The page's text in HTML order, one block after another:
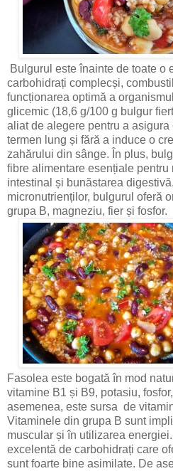
Bulgurul este înainte de toate o
carbohidrați complecși,
funcționarea optimă a
glicemic (18,6 g/100 g bulgur
aliat de alegere pentru a
termen lung și fără a induce o
zahărului din sânge. În plus,
fibre alimentare esențiale pentru
intestinal și bunăstarea
micronutrienților, bulgurul oferă
grupa B, magneziu, fier și fosfor.
Fasolea este bogată în mod
vitamine B1 și B9, potasiu,
asemenea, este sursa de
Vitaminele din grupa B sunt
muscular și în utilizarea
excelentă de carbohidrați care
sunt foarte bine asimilate. De